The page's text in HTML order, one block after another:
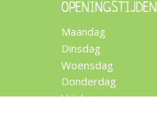
OPENINGSTIJDEN
Maandag
Dinsdag
Woensdag
Donderdag
Vrijdag